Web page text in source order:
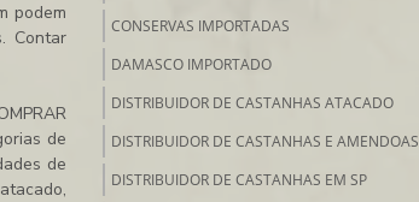
podem
Contar
de
de
,
CONSERVAS IMPORTADAS
DAMASCO IMPORTADO
DISTRIBUIDOR DE CASTANHAS ATACADO
DISTRIBUIDOR DE CASTANHAS E AMENDOAS
DISTRIBUIDOR DE CASTANHAS EM SP